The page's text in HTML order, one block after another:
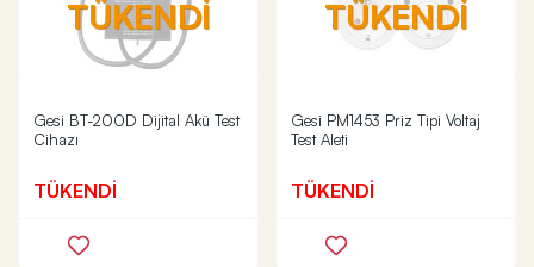
TÜKENDİ
Gesi BT-200D Dijital Akü Test
Cihazı
TÜKENDİ
TÜKENDİ
Gesi PM1453 Priz Tipi Voltaj
Test Aleti
TÜKENDİ